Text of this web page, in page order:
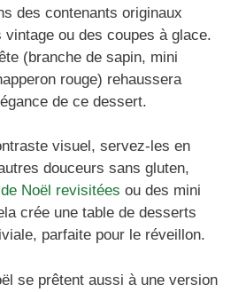
des contenants originaux
ou des coupes à glace.
(branche de sapin, mini
rouge) rehaussera
de ce dessert.
visuel, servez-les en
douceurs sans gluten,
Noël revisitées ou des mini
crée une table de desserts
parfaite pour le réveillon.
se prêtent aussi à une version